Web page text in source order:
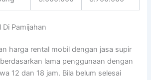
Pamijahan
harga rental mobil dengan jasa supir
lama penggunaan dengan
12 dan 18 jam. Bila belum selesai